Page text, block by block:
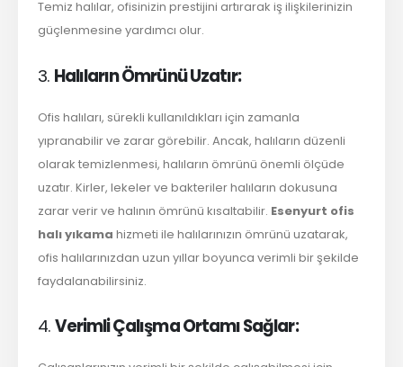
Temiz halılar, ofisinizin prestijini artırarak iş ilişkilerinizin
güçlenmesine yardımcı olur.
3. Halıların Ömrünü Uzatır:
Ofis halıları, sürekli kullanıldıkları için zamanla
yıpranabilir ve zarar görebilir. Ancak, halıların düzenli
olarak temizlenmesi, halıların ömrünü önemli ölçüde
uzatır. Kirler, lekeler ve bakteriler halıların dokusuna
zarar verir ve halının ömrünü kısaltabilir. Esenyurt ofis
halı yıkama hizmeti ile halılarınızın ömrünü uzatarak,
ofis halılarınızdan uzun yıllar boyunca verimli bir şekilde
faydalanabilirsiniz.
4. Verimli Çalışma Ortamı Sağlar: